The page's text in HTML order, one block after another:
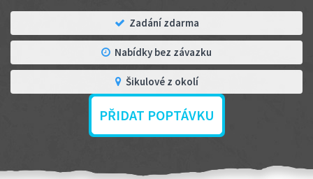
Zadání zdarma
Nabídky bez závazku
Šikulové z okolí
PŘIDAT POPTÁVKU